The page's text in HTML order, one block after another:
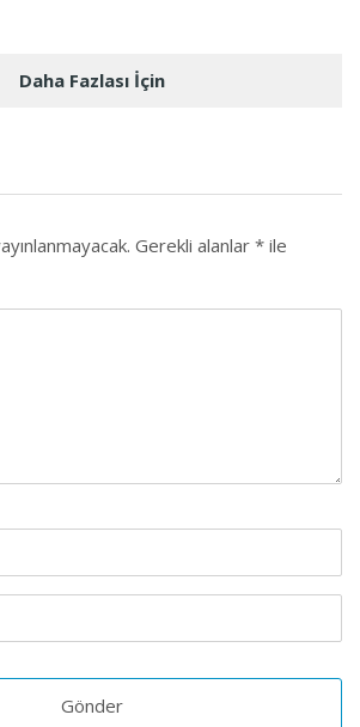
Daha Fazlası İçin
Gerekli alanlar * ile